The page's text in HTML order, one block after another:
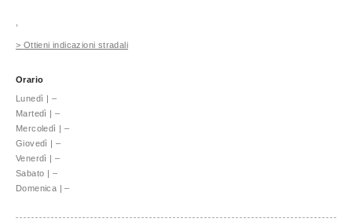
> Ottieni indicazioni stradali
Orario
Lunedì | –
Martedì | –
Mercoledì | –
Giovedì | –
Venerdì | –
Sabato | –
Domenica | –